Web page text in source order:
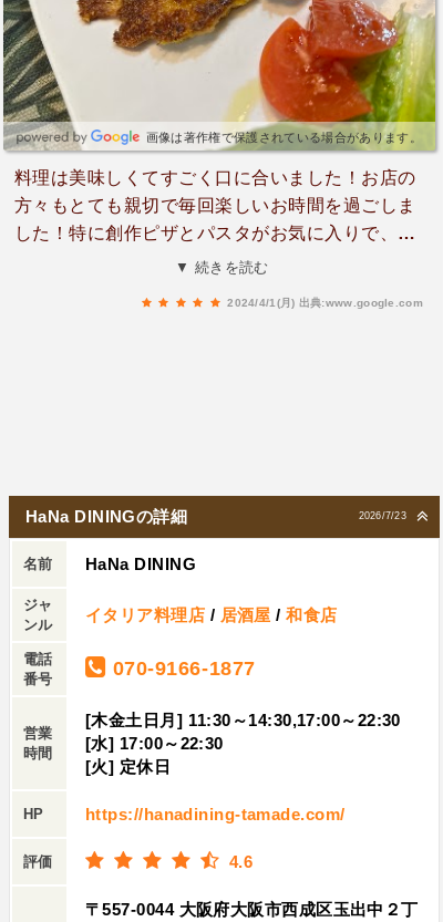
画像は著作権で保護されている場合があります。
料理は美味しくてすごく口に合いました！お店の
方々もとても親切で毎回楽しいお時間を過ごしま
した！特に創作ピザとパスタがお気に入りで、お
すすめです🤩ピザの生地がもちもちしててほんま
▼ 続きを読む
2024/4/1(月) 出典:www.google.com
2026/7/23
HaNa DININGの詳細
名前 HaNa DINING
ジャ
ンル
イタリア料理店 / 居酒屋 /和食店
電話
番号
070-9166-1877
営業
時間
[木金土日月] 11:30～14:30,17:00～22:30
[水] 17:00～22:30
[火] 定休日
HP https://hanadining-tamade.com/
評価 4.6
〒557-0044 大阪府大阪市西成区玉出中２丁